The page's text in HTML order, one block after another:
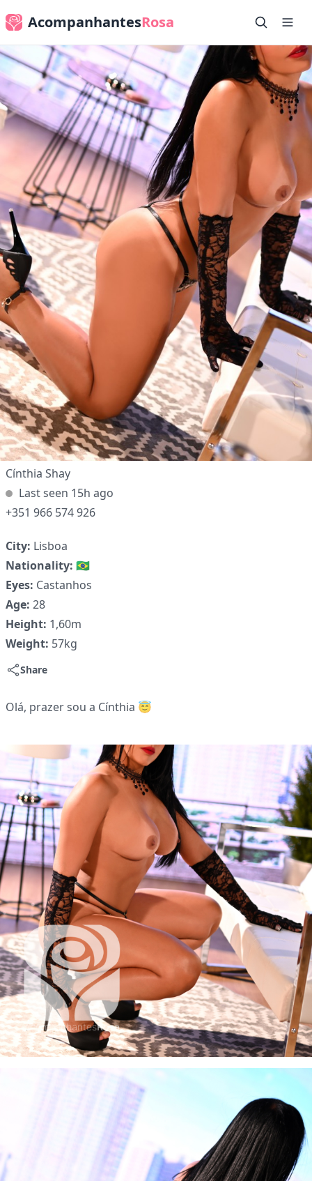
AcompanhantesRosa
✕
Cínthia Shay
Last seen 15h ago
+351 966 574 926
City: Lisboa
Nationality: 🇧🇷
Eyes: Castanhos
Age: 28
Height: 1,60m
Weight: 57kg
Share
Olá, prazer sou a Cínthia 😇